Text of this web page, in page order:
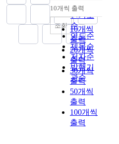
순
인기도
순
연도순
제목순
저자순
발행기
관순
내림차순
10개씩 출력
10개씩
출력
20개씩
출력
30개씩
출력
50개씩
출력
100개씩
출력
조회